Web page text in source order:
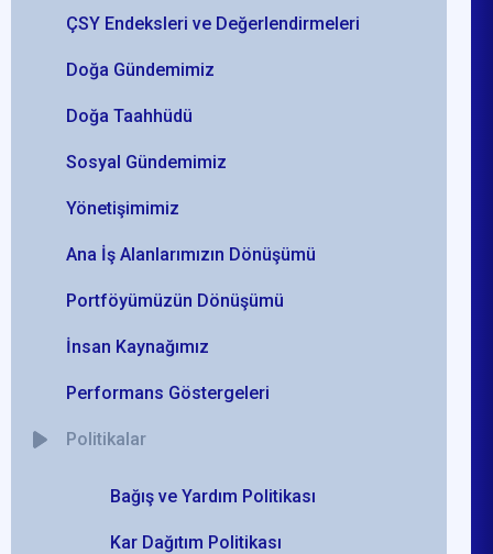
ÇSY Endeksleri ve Değerlendirmeleri
Doğa Gündemimiz
Doğa Taahhüdü
Sosyal Gündemimiz
Yönetişimimiz
Ana İş Alanlarımızın Dönüşümü
Portföyümüzün Dönüşümü
İnsan Kaynağımız
Performans Göstergeleri
Politikalar
Bağış ve Yardım Politikası
Kar Dağıtım Politikası